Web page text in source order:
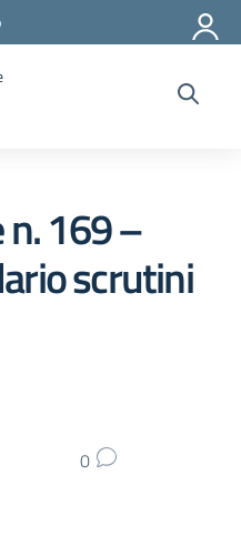
169 –
scrutini
0